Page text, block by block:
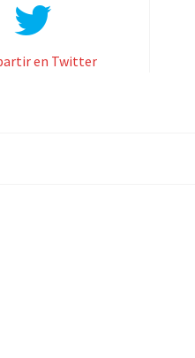
en Twitter